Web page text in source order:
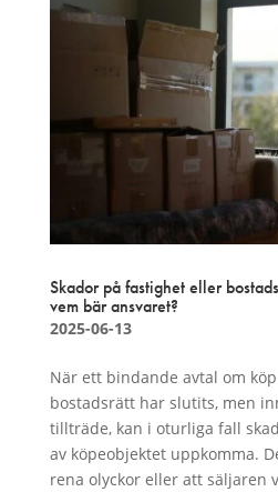
Skador på fastighet eller
vem bär ansvaret?
2025-06-13
När ett bindande avtal om
bostadsrätt har slutits, men
tillträde, kan i oturliga fall
av köpeobjektet uppkomma.
rena olyckor eller att säljaren